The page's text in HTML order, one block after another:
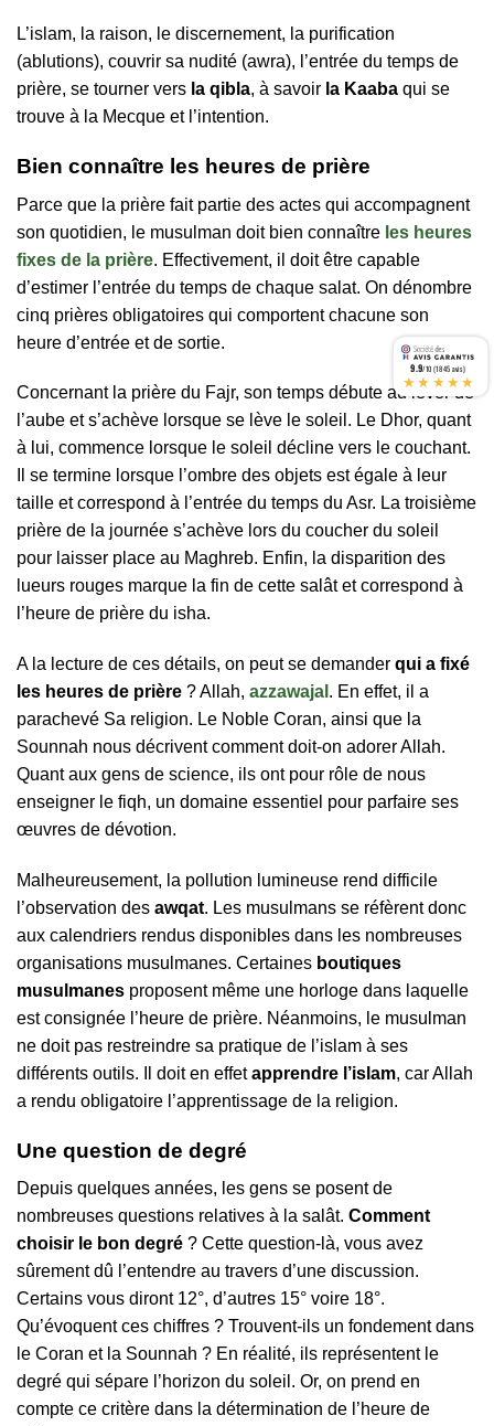
L’islam, la raison, le discernement, la purification
(ablutions), couvrir sa nudité (awra), l’entrée du temps de
prière, se tourner vers la qibla, à savoir la Kaaba qui se
trouve à la Mecque et l’intention.
Bien connaître les heures de prière
Parce que la prière fait partie des actes qui accompagnent
son quotidien, le musulman doit bien connaître les heures
fixes de la prière. Effectivement, il doit être capable
d’estimer l’entrée du temps de chaque salat. On dénombre
cinq prières obligatoires qui comportent chacune son
heure d’entrée et de sortie.
Concernant la prière du Fajr, son temps débute au lever de
l’aube et s’achève lorsque se lève le soleil. Le Dhor, quant
à lui, commence lorsque le soleil décline vers le couchant.
Il se termine lorsque l’ombre des objets est égale à leur
taille et correspond à l’entrée du temps du Asr. La troisième
prière de la journée s’achève lors du coucher du soleil
pour laisser place au Maghreb. Enfin, la disparition des
lueurs rouges marque la fin de cette salât et correspond à
l’heure de prière du isha.
A la lecture de ces détails, on peut se demander qui a fixé
les heures de prière ? Allah, azzawajal . En effet, il a
parachevé Sa religion. Le Noble Coran, ainsi que la
Sounnah nous décrivent comment doit-on adorer Allah.
Quant aux gens de science, ils ont pour rôle de nous
enseigner le fiqh, un domaine essentiel pour parfaire ses
œuvres de dévotion.
Malheureusement, la pollution lumineuse rend difficile
l’observation des awqat. Les musulmans se réfèrent donc
aux calendriers rendus disponibles dans les nombreuses
organisations musulmanes. Certaines boutiques
musulmanes proposent même une horloge dans laquelle
est consignée l’heure de prière. Néanmoins, le musulman
ne doit pas restreindre sa pratique de l’islam à ses
différents outils. Il doit en effetapprendre l’islam, car Allah
a rendu obligatoire l’apprentissage de la religion.
Une question de degré
Depuis quelques années, les gens se posent de
nombreuses questions relatives à la salât. Comment
choisir le bon degré ? Cette question-là, vous avez
sûrement dû l’entendre au travers d’une discussion.
Certains vous diront 12°, d’autres 15° voire 18°.
Qu’évoquent ces chiffres ? Trouvent-ils un fondement dans
le Coran et la Sounnah ? En réalité, ils représentent le
degré qui sépare l’horizon du soleil. Or, on prend en
compte ce critère dans la détermination de l’heure de
9.9/10 (1845 avis)
★★★★★